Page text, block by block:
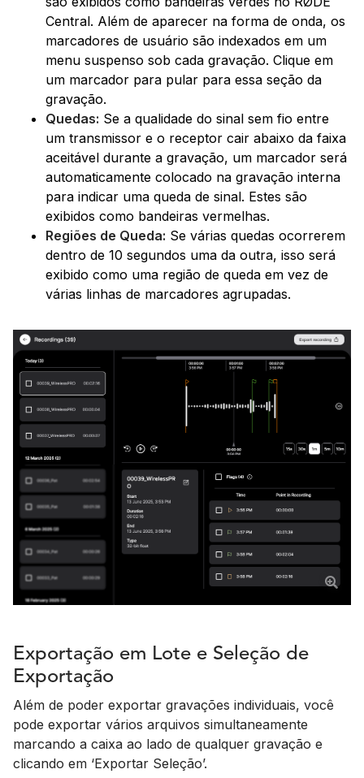
Central. Além de aparecer na forma de onda, os
marcadores de usuário são indexados em um
menu suspenso sob cada gravação. Clique em
um marcador para pular para essa seção da
gravação.
Quedas: Se a qualidade do sinal sem fio entre
um transmissor e o receptor cair abaixo da faixa
aceitável durante a gravação, um marcador será
automaticamente colocado na gravação interna
para indicar uma queda de sinal. Estes são
exibidos como bandeiras vermelhas.
Regiões de Queda: Se várias quedas ocorrerem
dentro de 10 segundos uma da outra, isso será
exibido como uma região de queda em vez de
várias linhas de marcadores agrupadas.
Exportação em Lote e Seleção de
Exportação
Além de poder exportar gravações individuais, você
pode exportar vários arquivos simultaneamente
marcando a caixa ao lado de qualquer gravação e
clicando em ‘Exportar Seleção’.